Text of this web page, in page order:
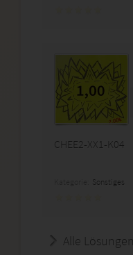
CHEE2-XX1-K04
Sonstiges
Alle